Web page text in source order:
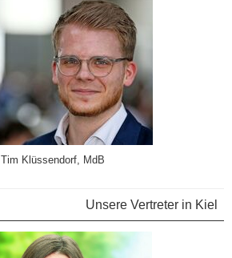
Tim Klüssendorf, MdB
Unsere Vertreter in Kiel